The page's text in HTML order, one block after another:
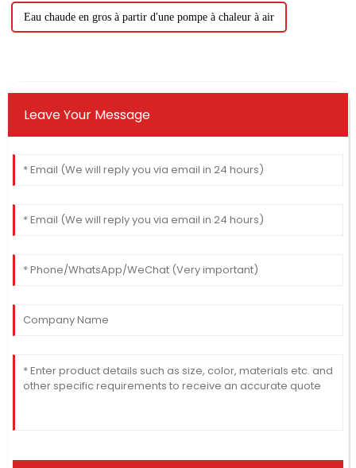
Eau chaude en gros à partir d'une pompe à chaleur à air
Leave Your Message